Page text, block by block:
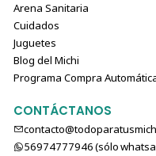
Arena Sanitaria
Cuidados
Juguetes
Blog del Michi
Programa Compra
CONTÁCTANOS
56974777946 (sólo⁣⁣⁣⁣⁣​​​​​​​​​​​​​​​